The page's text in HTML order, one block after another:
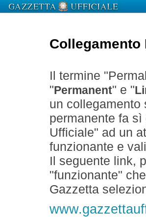
Collegamento
Il termine
" Permanent" e "
un collegamento
permanente fa
Ufficiale" ad un
funzionante e
Il seguente link,
"funzionante"
Gazzetta